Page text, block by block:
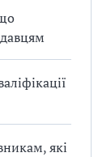
які